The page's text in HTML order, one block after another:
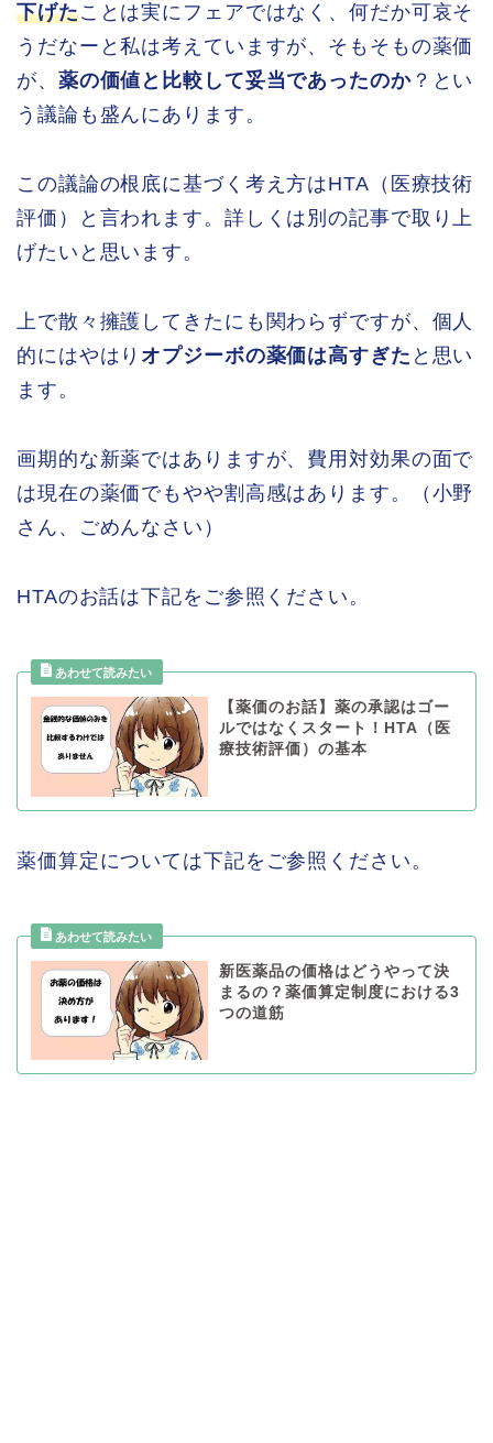
下げたことは実にフェアではなく、何だか可哀そ
うだなーと私は考えていますが、そもそもの薬価
が、 薬の価値と比較して妥当であったのか？とい
う議論も盛んにあります。
この議論の根底に基づく考え方はHTA（医療技術
評価）と言われます。詳しくは別の記事で取り上
げたいと思います。
上で散々擁護してきたにも関わらずですが、個人
的にはやはり オプジーボの薬価は高すぎた と思い
ます。
画期的な新薬ではありますが、費用対効果の面で
は現在の薬価でもやや割高感はあります。（小野
さん、ごめんなさい）
HTAのお話は下記をご参照ください。
【薬価のお話】薬の承認はゴー
ルではなくスタート！HTA（医
療技術評価）の基本
薬価算定については下記をご参照ください。
新医薬品の価格はどうやって決
まるの？薬価算定制度における3
つの道筋